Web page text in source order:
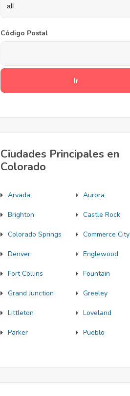
Código Postal
Ciudades Principales en
Colorado
Arvada Aurora
Brighton Castle Rock
Colorado Springs Commerce City
Denver Englewood
Fort Collins Fountain
Grand Junction Greeley
Littleton Loveland
Parker Pueblo